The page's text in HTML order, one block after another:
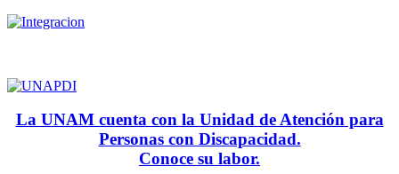
La UNAM cuenta con la Unidad de Atención para
Personas con Discapacidad.
Conoce su labor.